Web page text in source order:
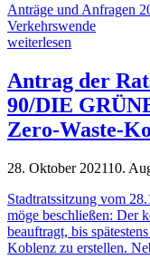
Anträge und Anfragen
Verkehrswende
weiterlesen
Antrag der
90/DIE
Zero-Waste-
28. Oktober 202110.
Stadtratssitzung vom
möge beschließen: Der
beauftragt, bis
Koblenz zu erstellen.